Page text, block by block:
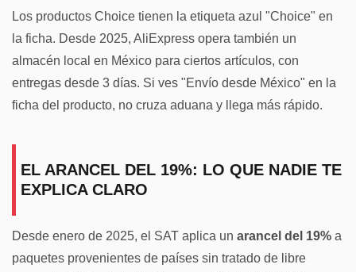
Los productos Choice tienen la etiqueta azul "Choice" en
la ficha. Desde 2025, AliExpress opera también un
almacén local en México para ciertos artículos, con
entregas desde 3 días. Si ves "Envío desde México" en la
ficha del producto, no cruza aduana y llega más rápido.
EL ARANCEL DEL 19%: LO QUE NADIE TE
EXPLICA CLARO
Desde enero de 2025, el SAT aplica un arancel del 19% a
paquetes provenientes de países sin tratado de libre